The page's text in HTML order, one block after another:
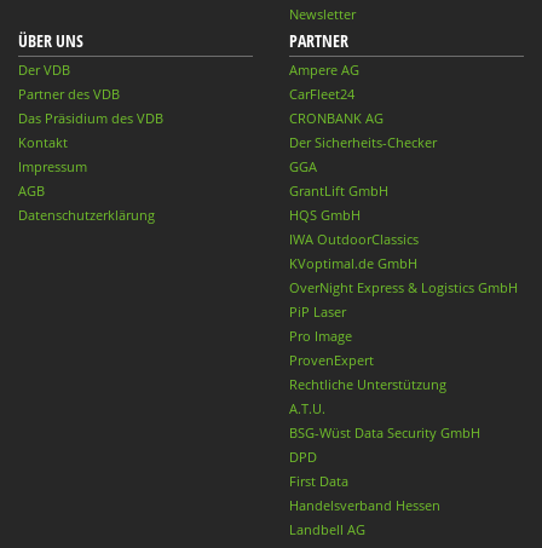
Newsletter
ÜBER UNS
Der VDB
Partner des VDB
Das Präsidium des VDB
Kontakt
Impressum
AGB
Datenschutzerklärung
PARTNER
Ampere AG
CarFleet24
CRONBANK AG
Der Sicherheits-Checker
GGA
GrantLift GmbH
HQS GmbH
IWA OutdoorClassics
KVoptimal.de GmbH
OverNight Express & Logistics GmbH
PiP Laser
Pro Image
ProvenExpert
Rechtliche Unterstützung
A.T.U.
BSG-Wüst Data Security GmbH
DPD
First Data
Handelsverband Hessen
Landbell AG